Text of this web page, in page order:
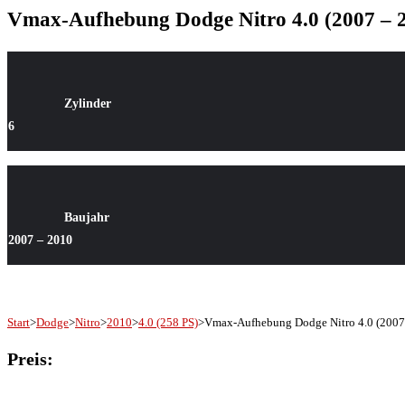
Vmax-Aufhebung Dodge Nitro 4.0 (2007 –
Zylinder
6
Baujahr
2007 – 2010
Start>Dodge>Nitro>2010>4.0 (258 PS)>Vmax-Aufhebung Dodge Nitro 4.0
Preis: